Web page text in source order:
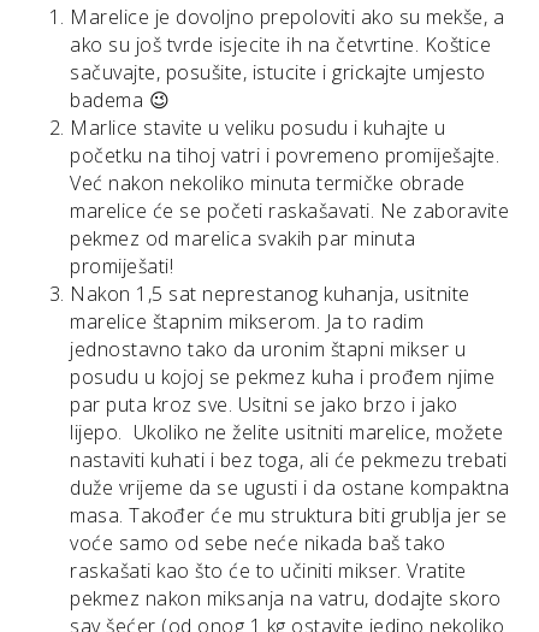
Marelice je dovoljno prepoloviti ako su mekše, a
ako su još tvrde isjecite ih na četvrtine. Koštice
sačuvajte, posušite, istucite i grickajte umjesto
badema 😉
Marlice stavite u veliku posudu i kuhajte u
početku na tihoj vatri i povremeno promiješajte.
Već nakon nekoliko minuta termičke obrade
marelice će se početi raskašavati. Ne zaboravite
pekmez od marelica svakih par minuta
promiješati!
Nakon 1,5 sat neprestanog kuhanja, usitnite
marelice štapnim mikserom. Ja to radim
jednostavno tako da uronim štapni mikser u
posudu u kojoj se pekmez kuha i prođem njime
par puta kroz sve. Usitni se jako brzo i jako
lijepo. Ukoliko ne želite usitniti marelice, možete
nastaviti kuhati i bez toga, ali će pekmezu trebati
duže vrijeme da se ugusti i da ostane kompaktna
masa. Također će mu struktura biti grublja jer se
voće samo od sebe neće nikada baš tako
raskašati kao što će to učiniti mikser. Vratite
pekmez nakon miksanja na vatru, dodajte skoro
sav šećer (od onog 1 kg ostavite jedino nekoliko